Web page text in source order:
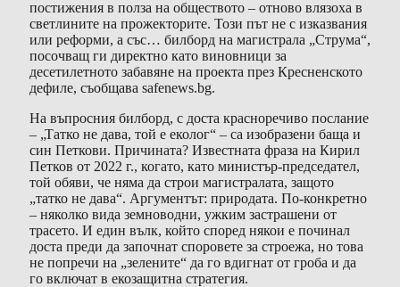
постижения в полза на обществото – отново влязоха в
светлините на прожекторите. Този път не с изказвания
или реформи, а със… билборд на магистрала „Струма“,
посочващ ги директно като виновници за
десетилетното забавяне на проекта през Кресненското
дефиле, съобщава safenews.bg.
На въпросния билборд, с доста красноречиво послание
– „Татко не дава, той е еколог“ – са изобразени баща и
син Петкови. Причината? Известната фраза на Кирил
Петков от 2022 г., когато, като министър-председател,
той обяви, че няма да строи магистралата, защото
„татко не дава“. Аргументът: природата. По-конкретно
– няколко вида земноводни, ужким застрашени от
трасето. И един вълк, който според някои е починал
доста преди да започнат споровете за строежа, но това
не попречи на „зелените“ да го вдигнат от гроба и да
го включат в екозащитна стратегия.